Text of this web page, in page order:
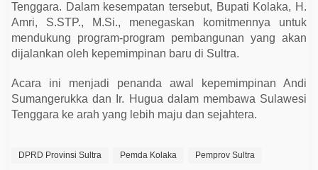
Tenggara. Dalam kesempatan tersebut, Bupati Kolaka, H.
Amri, S.STP., M.Si., menegaskan komitmennya untuk
mendukung program-program pembangunan yang akan
dijalankan oleh kepemimpinan baru di Sultra.
Acara ini menjadi penanda awal kepemimpinan Andi
Sumangerukka dan Ir. Hugua dalam membawa Sulawesi
Tenggara ke arah yang lebih maju dan sejahtera.
DPRD Provinsi Sultra Pemda Kolaka Pemprov Sultra